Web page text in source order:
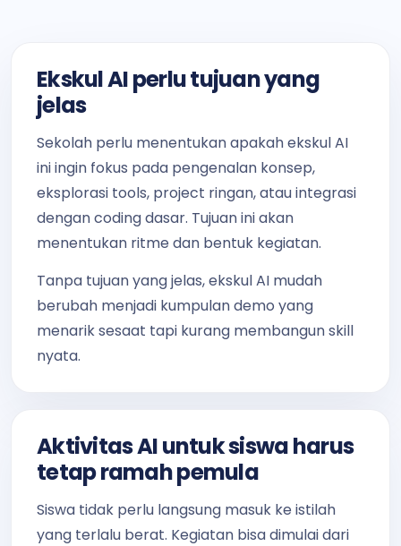
Ekskul AI perlu tujuan yang
jelas
Sekolah perlu menentukan apakah ekskul AI
ini ingin fokus pada pengenalan konsep,
eksplorasi tools, project ringan, atau integrasi
dengan coding dasar. Tujuan ini akan
menentukan ritme dan bentuk kegiatan.
Tanpa tujuan yang jelas, ekskul AI mudah
berubah menjadi kumpulan demo yang
menarik sesaat tapi kurang membangun skill
nyata.
Aktivitas AI untuk siswa harus
tetap ramah pemula
Siswa tidak perlu langsung masuk ke istilah
yang terlalu berat. Kegiatan bisa dimulai dari